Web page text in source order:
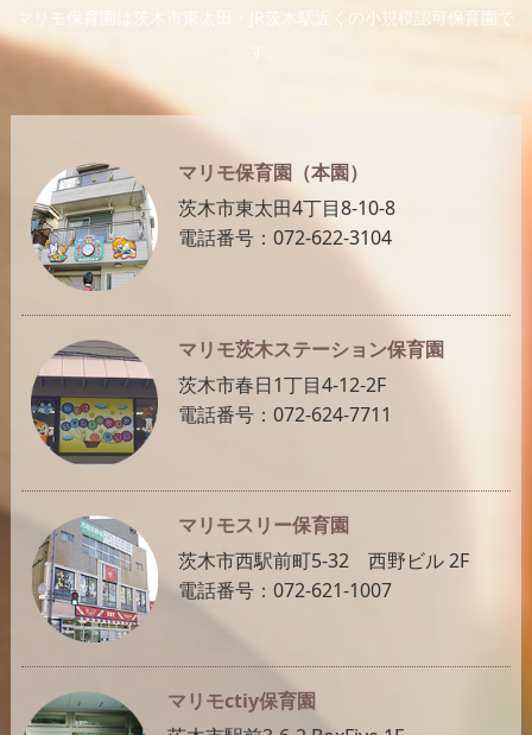
マリモ保育園は茨木市東太田・JR茨木駅近くの小規模認可保育園で
す。
マリモ保育園（本園）
茨木市東太田4丁目8-10-8
電話番号：072-622-3104
マリモ茨木ステーション保育園
茨木市春日1丁目4-12-2F
電話番号：072-624-7711
マリモスリー保育園
茨木市西駅前町5-32 西野ビル 2F
電話番号：072-621-1007
マリモctiy保育園